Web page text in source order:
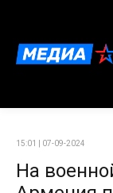
15:01 | 07-09-2024
На